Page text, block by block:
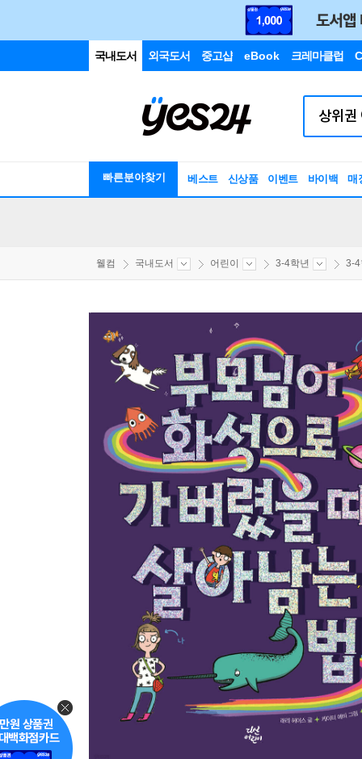
국내도서 외국도서 중고샵 eBook 크레마클럽
빠른분야찾기 베스트 신상품 이벤트 바이백 매
웰컴 국내도서 어린이 3-4학년 3-4